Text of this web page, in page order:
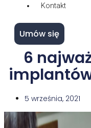
Kontakt
Umów się
6
5 września, 2021